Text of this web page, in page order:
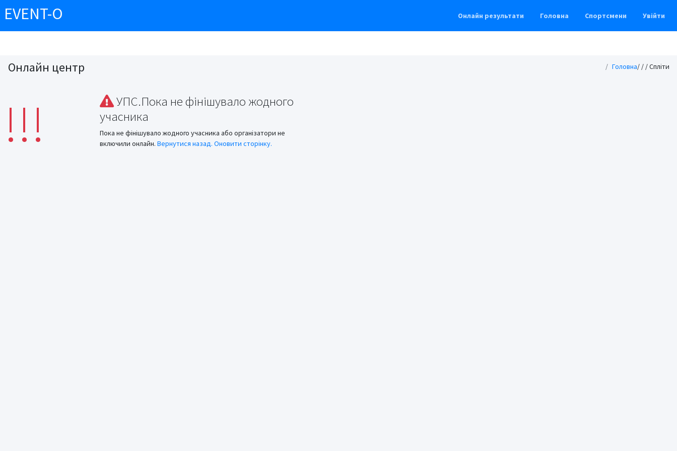
EVENT-O Онлайн результати Головна Спортсмени Увійти
Онлайн центр Головна/ / / Спліти
!!!
УПС.Пока не фінішувало жодного
учасника
Пока не фінішувало жодного учасника або організатори не
включили онлайн. Вернутися назад. Оновити сторінку.